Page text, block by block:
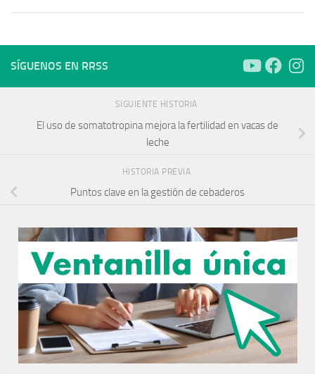
SÍGUENOS EN RRSS
SIGUIENTE HISTORIA
El uso de somatotropina mejora la fertilidad en vacas de
leche
HISTORIA PREVIA
Puntos clave en la gestión de cebaderos